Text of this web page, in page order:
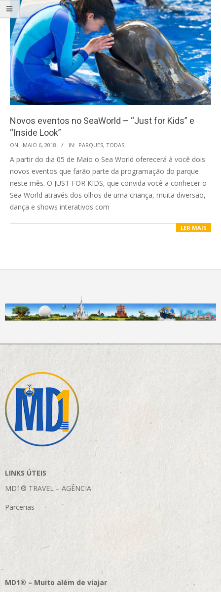
Novos eventos no SeaWorld – “Just for Kids” e
“Inside Look”
2018-
05-
06
ON: MAIO 6, 2018 IN: PARQUES, TODAS
A partir do dia 05 de Maio o Sea World oferecerá à você dois
novos eventos que farão parte da programação do parque
neste mês. O JUST FOR KIDS, que convida você a conhecer o
Sea World através dos olhos de uma criança, muita diversão,
dança e shows interativos com
LER MAIS
LINKS ÚTEIS
MD1® TRAVEL – AGÊNCIA
Parcerias
MD1® – Muito além de viajar